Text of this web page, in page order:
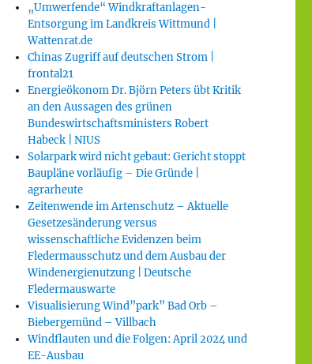
„Umwerfende“ Windkraftanlagen-
Entsorgung im Landkreis Wittmund |
Wattenrat.de
Chinas Zugriff auf deutschen Strom |
frontal21
Energieökonom Dr. Björn Peters übt Kritik
an den Aussagen des grünen
Bundeswirtschaftsministers Robert
Habeck | NIUS
Solarpark wird nicht gebaut: Gericht stoppt
Baupläne vorläufig – Die Gründe |
agrarheute
Zeitenwende im Artenschutz – Aktuelle
Gesetzesänderung versus
wissenschaftliche Evidenzen beim
Fledermausschutz und dem Ausbau der
Windenergienutzung | Deutsche
Fledermauswarte
Visualisierung Wind”park” Bad Orb –
Biebergemünd – Villbach
Windflauten und die Folgen: April 2024 und
EE-Ausbau